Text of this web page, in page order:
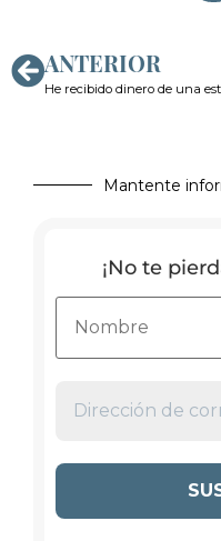
ANTERIOR
Mantente
¡No te